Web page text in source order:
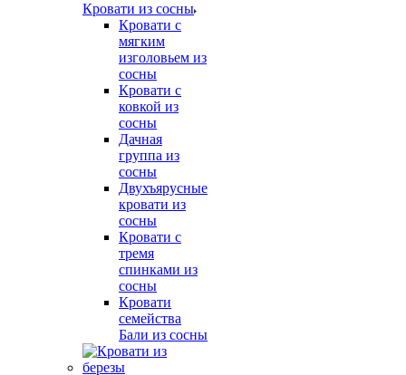
Кровати из сосны
Кровати с
мягким
изголовьем из
сосны
Кровати с
ковкой из
сосны
Дачная
группа из
сосны
Двухъярусные
кровати из
сосны
Кровати с
тремя
спинками из
сосны
Кровати
семейства
Бали из сосны